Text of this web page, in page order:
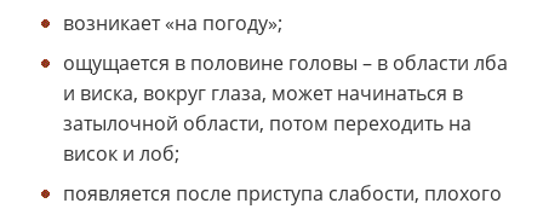
возникает «на погоду»;
ощущается в половине головы – в области лба
и виска, вокруг глаза, может начинаться в
затылочной области, потом переходить на
висок и лоб;
появляется после приступа слабости, плохого